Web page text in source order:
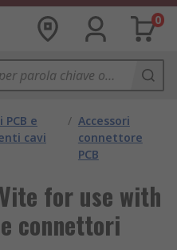
0
e
cavi
/ Accessori
connettore
PCB
for use with
connettori